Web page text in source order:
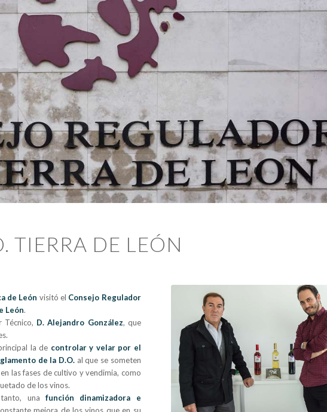
TIERRA DE LEÓN
de León visitó el Consejo Regulador
León.
Técnico, D. Alejandro González, que
la de controlar y velar por el
de la D.O. al que se someten
las fases de cultivo y vendimia, como
de los vinos.
unafunción dinamizadora e